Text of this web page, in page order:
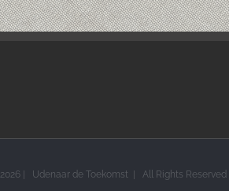
2026 | Udenaar de Toekomst | All Rights Reserved